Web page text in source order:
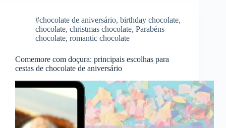
#chocolate de aniversário, birthday chocolate,
chocolate, christmas chocolate, Parabéns
chocolate, romantic chocolate
Comemore com doçura: principais escolhas para
cestas de chocolate de aniversário